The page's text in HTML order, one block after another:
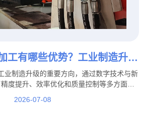
工有哪些优势？工业制造升级
新模式！
业制造升级的重要方向，通过数字技术与新
度提升、效率优化和质量控制等多方面优
生产管理升级，不断提高加工服务能力
2026-07-08